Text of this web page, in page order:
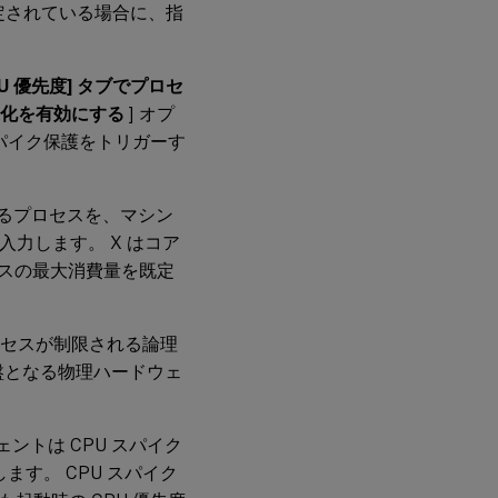
れている場合に、指
優先度] タブでプロセ
を有効にする ] オプ
イク保護をトリガーす
プロセスを、マシン
力します。 X はコア
の最大消費量を既定
スが制限される論理
なる物理ハードウェ
ントは CPU スパイク
す。 CPU スパイク